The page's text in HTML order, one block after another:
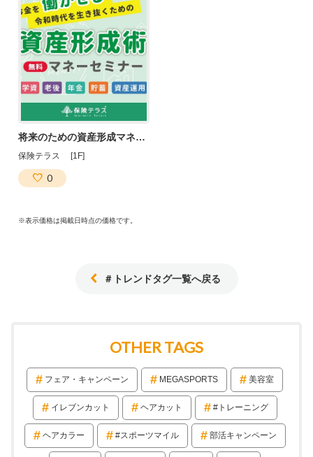
将来のための資産形成マネーセミナーを開催します♪
保険テラス [1F]
0
※表示価格は掲載日時点の価格です。
＃トレンドタグ一覧へ戻る
OTHER TAGS
フェア・キャンペーン MEGASPORTS 美容室
イレブンカット ヘアカット #トレーニング
ヘアカラー #スポーツマイル 部活キャンペーン